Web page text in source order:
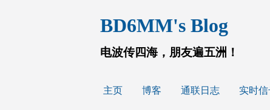
容
BD6MM's Blog
电波传四海，朋友遍五洲！
主页 博客 通联日志 实时信